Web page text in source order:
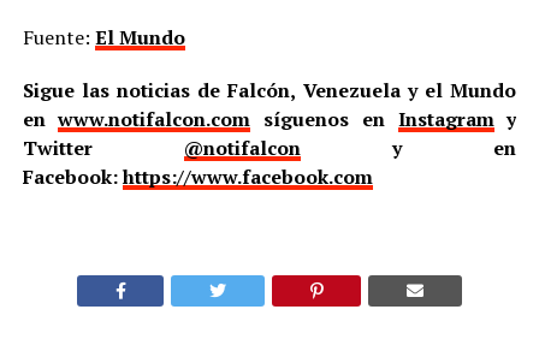
Fuente: El Mundo
Sigue las noticias de Falcón, Venezuela y el Mundo
enwww.notifalcon.com síguenos en Instagramy
Twitter @notifalcony en
Facebook:https://www.facebook.com